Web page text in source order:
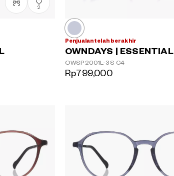
2
Penjualan telah berakhir
OWNDAYS | ESSENTIAL
OWSP2001L-3S C4
Rp799,000